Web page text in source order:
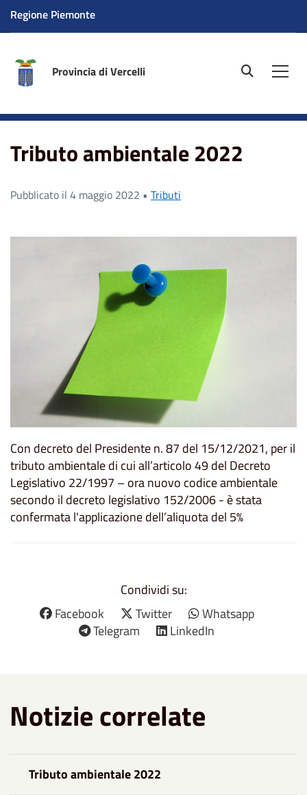
Regione Piemonte
Provincia di Vercelli site.searc
Tributo ambientale 2022
Pubblicato il 4 maggio 2022 • Tributi
Con decreto del Presidente n. 87 del 15/12/2021, per il
tributo ambientale di cui all’articolo 49 del Decreto
Legislativo 22/1997 – ora nuovo codice ambientale
secondo il decreto legislativo 152/2006 - è stata
confermata l'applicazione dell’aliquota del 5%
Condividi su:
Facebook
Twitter
Whatsapp
Telegram
LinkedIn
Notizie correlate
Tributo ambientale 2022